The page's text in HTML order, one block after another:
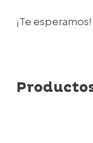
¡Te esperamos!